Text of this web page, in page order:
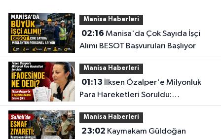
Manisa Haberleri
02:16
Alımı BESOT Başvuruları Başlıyor
Manisa Haberleri
01:13
Para Hareketleri Soruldu:
İfadesinde Ne Dedi?
Manisa Haberleri
23:02